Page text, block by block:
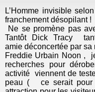
L’Homme invisible
franchement désopilant !
Ne se promène pas
Tantôt Dick Tracy
amie déconcertée par
Freddie Urbain Noon ,
recherches pour
activité viennent de
peau ( ce serait pour